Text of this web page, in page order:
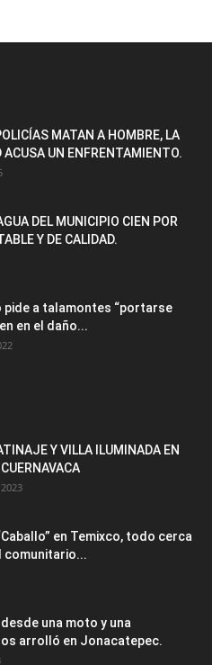
MATAN A HOMBRE, LA
ACUSA UN ENFRENTAMIENTO.
DEL MUNICIPIO CIEN POR
Y DE CALIDAD.
pide a talamontes “portarse
en el daño...
Y VILLA ILUMINADA EN
en Temixco, todo cerca
comunitario...
una moto y una
arrolló en Jonacatepec.